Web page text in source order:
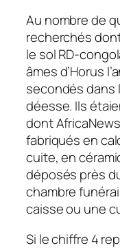
Au nombre de
recherchés
le sol RD-
âmes d’Horus
secondés dans
déesse. Ils
dont
fabriqués en
cuite, en
déposés près
chambre
caisse ou une
Si le chiffre 4